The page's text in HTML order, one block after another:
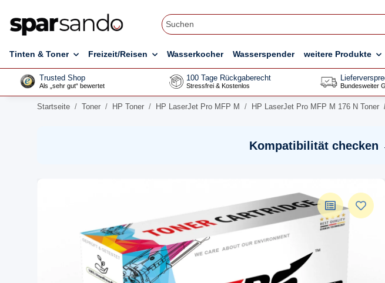
Tinten & Toner Freizeit/Reisen Wasserkocher Wasserspender weitere Produkte
Trusted Shop
Als „sehr gut“ bewertet
100 Tage Rückgaberecht
Stressfrei & Kostenlos Bundesweiter
Startseite Toner HP Toner HP LaserJet Pro MFP M HP LaserJet Pro MFP M 176 N Toner
Kompatibilität checken